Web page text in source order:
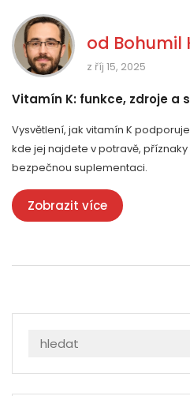
od Bohumil
z říj 15, 2025
Vitamín K: funkce, zdroje a
Vysvětlení, jak vitamín K
kde jej najdete v potravě,
bezpečnou suplementaci.
Zobrazit více